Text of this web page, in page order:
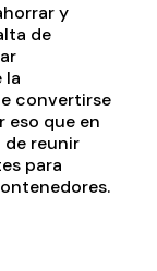
y
de
la
convertirse
eso que en
de reunir
para